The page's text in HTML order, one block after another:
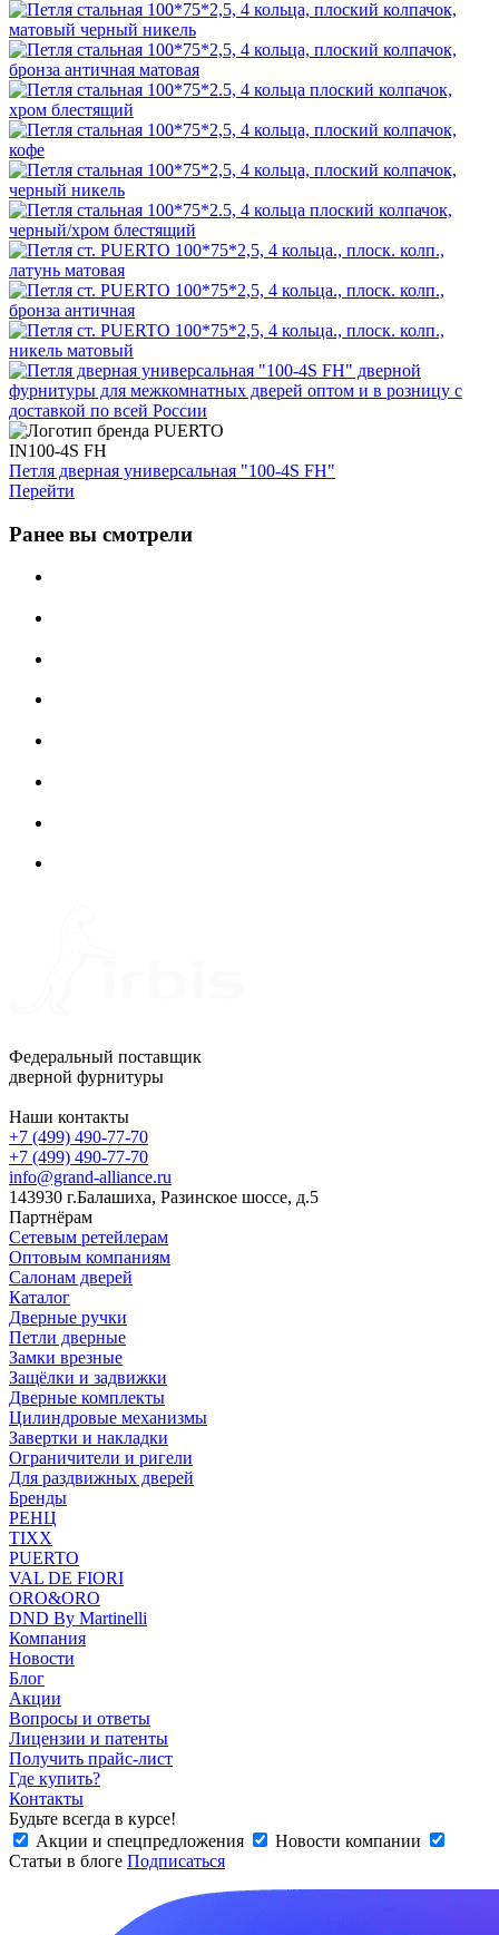
IN100-4S FH
Петля дверная универсальная "100-4S FH"
Перейти
Ранее вы смотрели
Федеральный поставщик
дверной фурнитуры
Наши контакты
+7 (499) 490-77-70
+7 (499) 490-77-70
info@grand-alliance.ru
143930 г.Балашиха, Разинское шоссе, д.5
Партнёрам
Сетевым ретейлерам
Оптовым компаниям
Салонам дверей
Каталог
Дверные ручки
Петли дверные
Замки врезные
Защёлки и задвижки
Дверные комплекты
Цилиндровые механизмы
Завертки и накладки
Ограничители и ригели
Для раздвижных дверей
Бренды
РЕНЦ
TIXX
PUERTO
VAL DE FIORI
ORO&ORO
DND By Martinelli
Компания
Новости
Блог
Акции
Вопросы и ответы
Лицензии и патенты
Получить прайс-лист
Где купить?
Контакты
Будьте всегда в курсе!
Акции и спецпредложения
Новости компании
Статьи в блоге Подписаться